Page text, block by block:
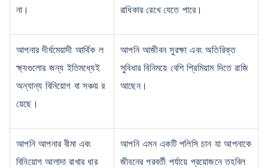
না।
রাধিকার রেখে যেতে পারে।
আপনার দীর্ঘমেয়াদী আর্থিক ল
ক্ষ্যগুলোর জন্য ইতিমধ্যেই
অন্যান্য বিনিয়োগ বা সঞ্চয় র
য়েছে।
আপনি আজীবন সুরক্ষা এবং অতিরিক্ত
সুবিধার বিনিময়ে বেশি প্রিমিয়াম দিতে রাজি
আছেন।
আপনি আপনার বীমা এবং
বিনিয়োগ আলাদা রাখার ধার
আপনি এমন একটি পলিসি চান যা আপনাকে
জীবনের পরবর্তী পর্যায়ে প্রয়োজনে তহবিল